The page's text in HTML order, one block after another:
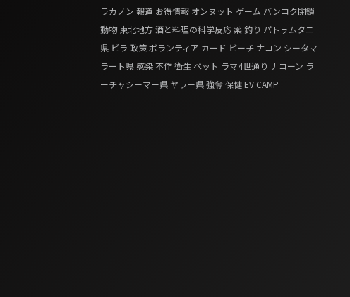
ラカノン 報道 お得情報 オンヌット ゲーム バンコク閉鎖
動物 東北地方酒と料理の科学反応薬釣り パトゥムタニ
県 ビラ 政策ボランティア カード ビーチ ナコン シータマ
ラート県感染不作衛生 ペット ラマ4世通り ナコーン ラ
ーチャシーマー県 ヤラー県強奪保健EV CAMP